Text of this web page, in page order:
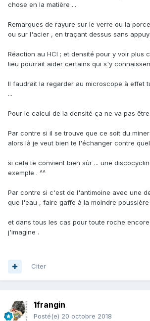
chose en la matière ...
Remarques de rayure sur le verre ou la
ou sur l'acier , en traçant dessus sans
Réaction au HCl ; et densité pour y voir plus
lieu pourrait aider certains qui s'y
Il faudrait la regarder au microscope à effet
...
Pour le calcul de la densité ça ne va pas être
Par contre si il se trouve que ce soit du
alors là je veut bien te l'échanger contre
si cela te convient bien sûr ... une
exemple . ^^
Par contre si c'est de l'antimoine avec une
que l'eau , faire gaffe à la moindre poussière
et dans tous les cas pour toute roche
j'imagine .
Citer
1frangin
Posté(e) 20 octobre 2018